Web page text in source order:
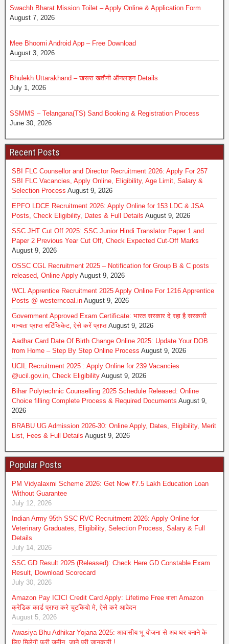
Swachh Bharat Mission Toilet – Apply Online & Application Form
August 7, 2026
Mee Bhoomi Android App – Free Download
August 3, 2026
Bhulekh Uttarakhand – खसरा खतौनी ऑनलाइन Details
July 1, 2026
SSMMS – Telangana(TS) Sand Booking & Registration Process
June 30, 2026
Recent Posts
SBI FLC Counsellor and Director Recruitment 2026: Apply For 257
SBI FLC Vacancies, Apply Online, Eligibility, Age Limit, Salary &
Selection Process August 9, 2026
EPFO LDCE Recruitment 2026: Apply Online for 153 LDC & JSA
Posts, Check Eligibility, Dates & Full Details August 9, 2026
SSC JHT Cut Off 2025: SSC Junior Hindi Translator Paper 1 and
Paper 2 Previous Year Cut Off, Check Expected Cut-Off Marks
August 9, 2026
OSSC CGL Recruitment 2025 – Notification for Group B & C posts
released, Online Apply August 9, 2026
WCL Apprentice Recruitment 2025 Apply Online For 1216 Apprentice
Posts @ westerncoal.in August 9, 2026
Government Approved Exam Certificate: भारत सरकार दे रहा है सरकारी
मान्यता प्राप्त सर्टिफिकेट, ऐसे करें प्राप्त August 9, 2026
Aadhar Card Date Of Birth Change Online 2025: Update Your DOB
from Home – Step By Step Online Process August 9, 2026
UCIL Recruitment 2025 : Apply Online for 239 Vacancies
@ucil.gov.in, Check Eligibility August 9, 2026
Bihar Polytechnic Counselling 2025 Schedule Released: Online
Choice filling Complete Process & Required Documents August 9,
2026
BRABU UG Admission 2026-30: Online Apply, Dates, Eligibility, Merit
List, Fees & Full Details August 9, 2026
Popular Posts
PM Vidyalaxmi Scheme 2026: Get Now ₹7.5 Lakh Education Loan
Without Guarantee
July 12, 2026
Indian Army 95th SSC RVC Recruitment 2026: Apply Online for
Veterinary Graduates, Eligibility, Selection Process, Salary & Full
Details
July 14, 2026
SSC GD Result 2025 (Released): Check Here GD Constable Exam
Result, Download Scorecard
July 30, 2026
Amazon Pay ICICI Credit Card Apply: Lifetime Free वाला Amazon
क्रेडिक कार्ड प्राप्त करे चुटकियो मे, ऐसे करे आवेदन
August 5, 2026
Awasiya Bhu Adhikar Yojana 2025: आवासीय भू योजना से अब घर बनाने के
लिए मिलेगी फ्री जमीन, जाने पूरी जानकारी !